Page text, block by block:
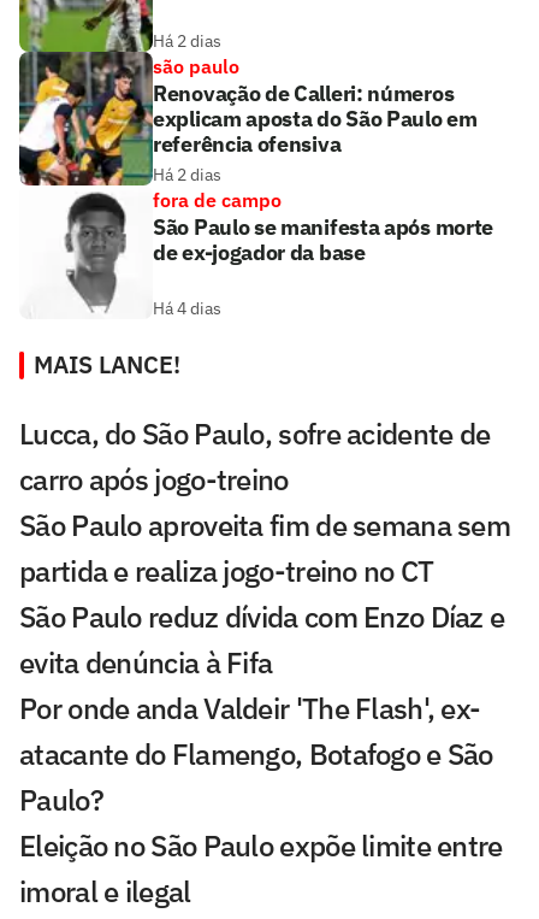
Há 2 dias
são paulo
Renovação de Calleri: números
explicam aposta do São Paulo em
referência ofensiva
Há 2 dias
fora de campo
São Paulo se manifesta após morte
de ex-jogador da base
Há 4 dias
MAIS LANCE!
Lucca, do São Paulo, sofre acidente de
carro após jogo-treino
São Paulo aproveita fim de semana sem
partida e realiza jogo-treino no CT
São Paulo reduz dívida com Enzo Díaz e
evita denúncia à Fifa
Por onde anda Valdeir 'The Flash', ex-
atacante do Flamengo, Botafogo e São
Paulo?
Eleição no São Paulo expõe limite entre
imoral e ilegal